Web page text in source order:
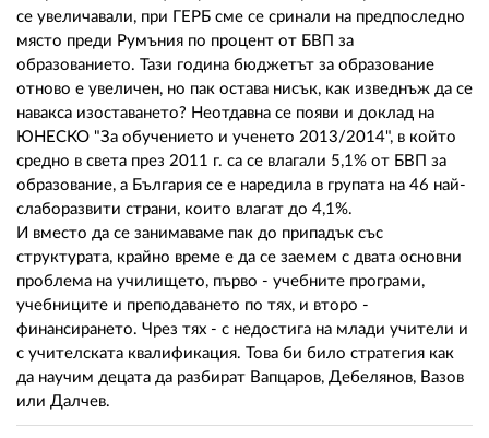
се увеличавали, при ГЕРБ сме се сринали на предпоследно
място преди Румъния по процент от БВП за
образованието. Тази година бюджетът за образование
отново е увеличен, но пак остава нисък, как изведнъж да се
навакса изоставането? Неотдавна се появи и доклад на
ЮНЕСКО "За обучението и ученето 2013/2014", в който
средно в света през 2011 г. са се влагали 5,1% от БВП за
образование, а България се е наредила в групата на 46 най-
слаборазвити страни, които влагат до 4,1%.
И вместо да се занимаваме пак до припадък със
структурата, крайно време е да се заемем с двата основни
проблема на училището, първо - учебните програми,
учебниците и преподаването по тях, и второ -
финансирането. Чрез тях - с недостига на млади учители и
с учителската квалификация. Това би било стратегия как
да научим децата да разбират Вапцаров, Дебелянов, Вазов
или Далчев.